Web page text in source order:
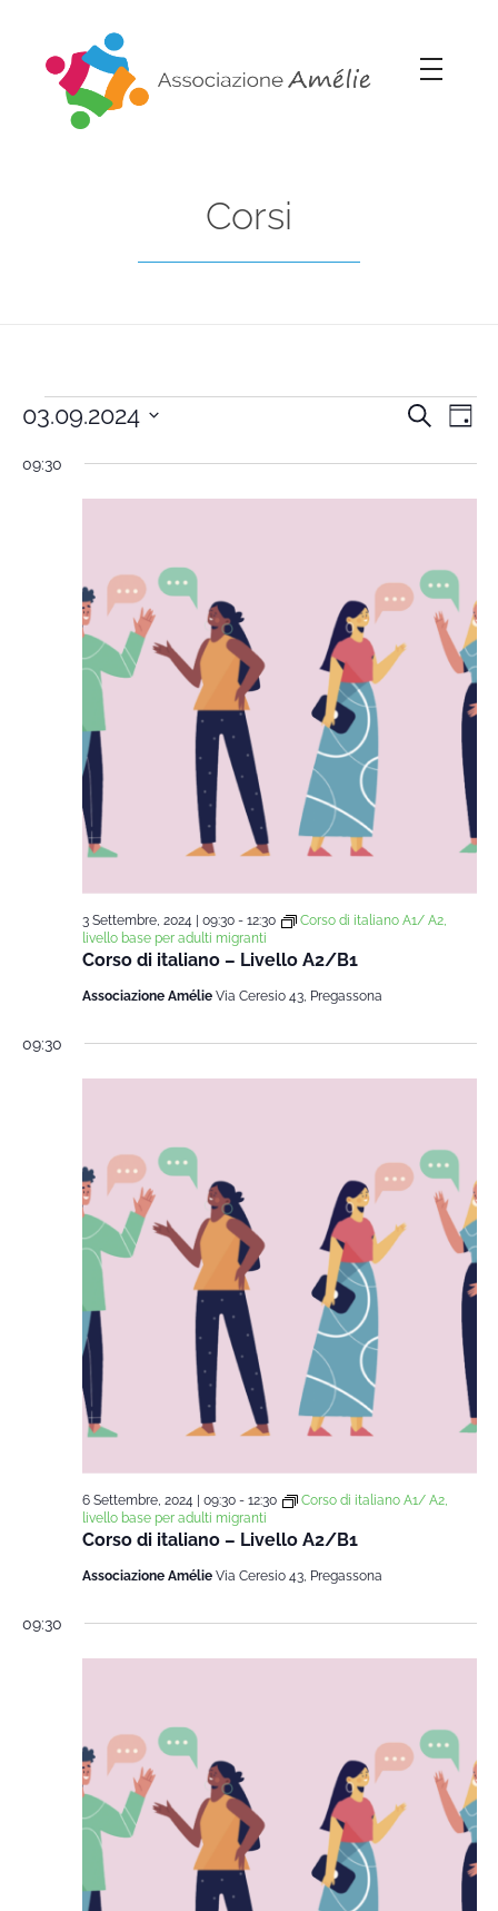
Corsi
viste
Cerca
03.09.2024
la
09:30
Corso di italiano – Livello A2/B1
3 Settembre, 2024 | 09:30- 12:30
Corso di italiano A1/ A2,
livello base per adulti migranti
Associazione Amélie Via Ceresio 43, Pregassona
09:30
Corso di italiano – Livello A2/B1
6 Settembre, 2024 | 09:30- 12:30
Corso di italiano A1/ A2,
livello base per adulti migranti
Associazione Amélie Via Ceresio 43, Pregassona
09:30